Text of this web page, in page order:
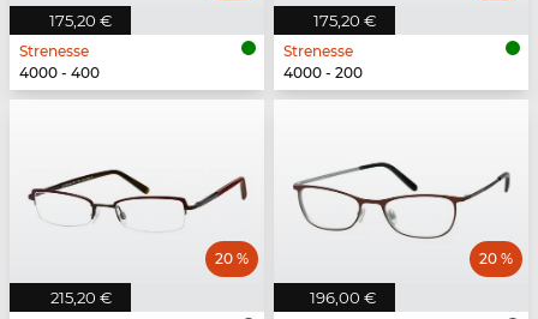
175,20 €
Strenesse
4000 - 400
175,20 €
Strenesse
4000 - 200
215,20 €
20 %
196,00 €
20 %